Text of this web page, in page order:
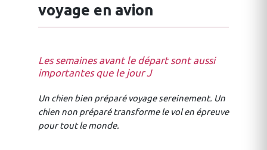
voyage en avion
Les semaines avant le départ sont aussi
importantes que le jour J
Un chien bien préparé voyage sereinement. Un
chien non préparé transforme le vol en épreuve
pour tout le monde.